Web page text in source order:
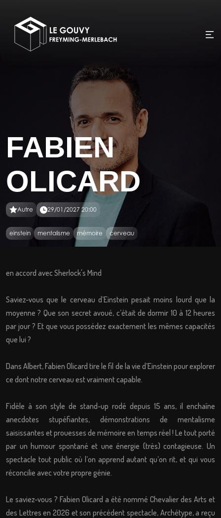
FABIEN
OLICARD
Autre 29/01/2027 20:00
einstein mentalisme mémoire cerveau
en accord avec Sherlock's Mind
Saviez-vous que le cerveau d’Einstein pesait moins lourd que la
moyenne ? Que son secret avoué, c’était de dormir 10 à 12 heures
par jour ? Et que vous possédez exactement les mêmes capacités
que lui ?
Dans Albert, Fabien Olicard tire le fil de la vie d’Einstein pour explorer
ce dont notre cerveau est vraiment capable.
Fidèle à son style de stand-up rodé depuis 15 ans, il enchaîne
anecdotes stupéfiantes, démonstrations de mentalisme
saisissantes et prouesses de mémoire en temps réel ! Le tout porté
par un humour spontané et une énergie (très) contagieuse. Un
spectacle tout public où l’on apprend autant qu’on rit, et qui vous
réconcilie avec votre propre génie.
Le saviez-vous ? Fabien Olicard a été nommé Chevalier des Arts et
des Lettres en 2026 et son précédent spectacle, Archétype, a reçu